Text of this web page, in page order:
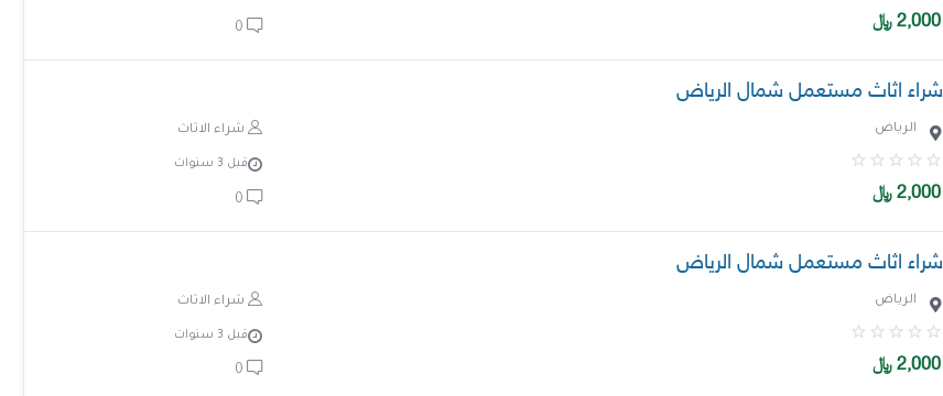
0 2,000 ﷼
شراء اثاث مستعمل شمال الرياض
شراء الاثاث الرياض
قبل 3 سنوات
0 2,000 ﷼
شراء اثاث مستعمل شمال الرياض
شراء الاثاث الرياض
قبل 3 سنوات
0 2,000 ﷼